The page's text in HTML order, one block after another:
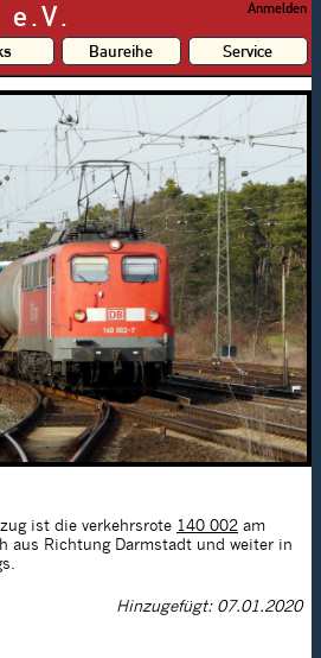
e.V. Anmelden
Baureihe Service
ist die verkehrsrote 140 002 am
aus Richtung Darmstadt und weiter in
Hinzugefügt: 07.01.2020